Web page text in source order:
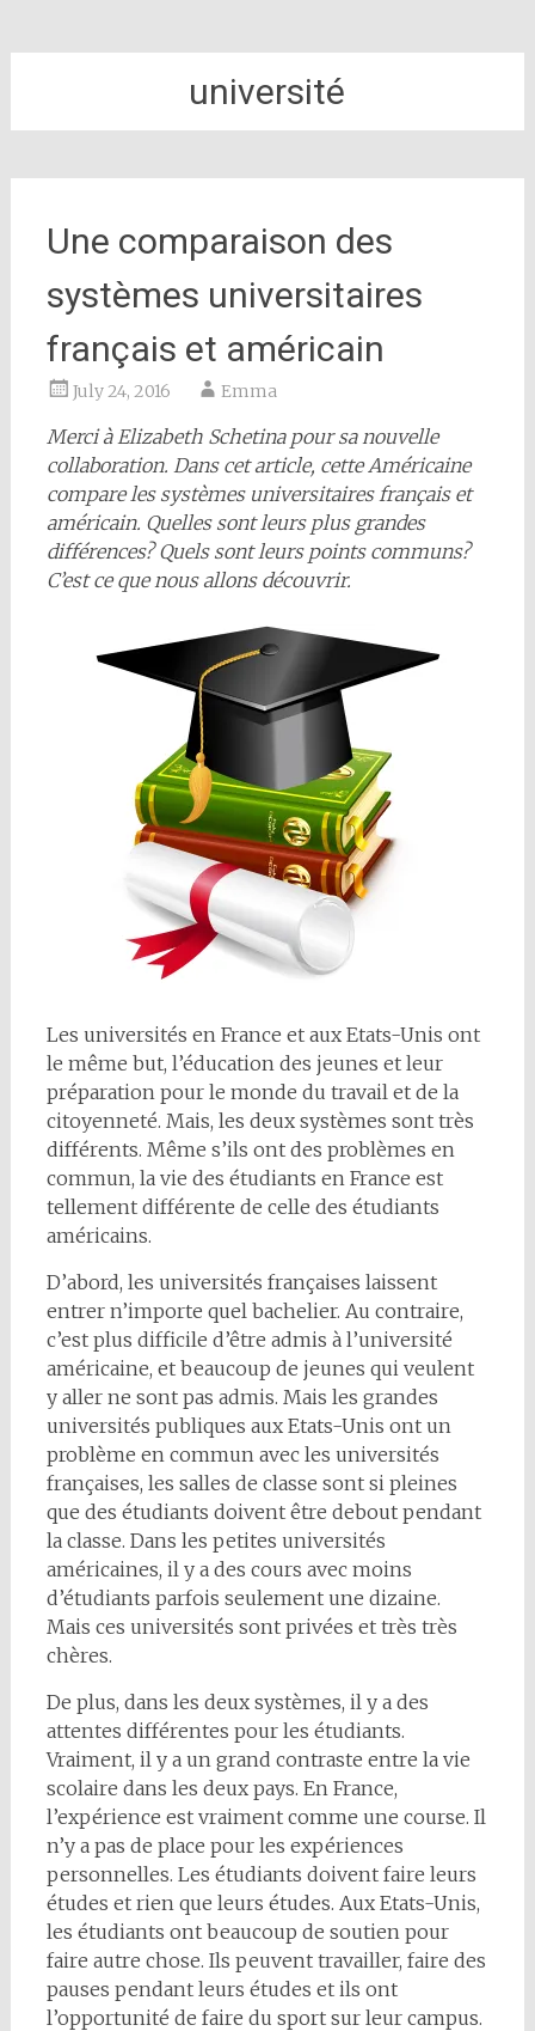
université
Une comparaison des
systèmes universitaires
français et américain
July 24, 2016 Emma
Merci à Elizabeth Schetina pour sa nouvelle
collaboration. Dans cet article, cette Américaine
compare les systèmes universitaires français et
américain. Quelles sont leurs plus grandes
différences? Quels sont leurs points communs?
C’est ce que nous allons découvrir.
Les universités en France et aux Etats-Unis ont
le même but, l’éducation des jeunes et leur
préparation pour le monde du travail et de la
citoyenneté. Mais, les deux systèmes sont très
différents. Même s’ils ont des problèmes en
commun, la vie des étudiants en France est
tellement différente de celle des étudiants
américains.
D’abord, les universités françaises laissent
entrer n’importe quel bachelier. Au contraire,
c’est plus difficile d’être admis à l’université
américaine, et beaucoup de jeunes qui veulent
y aller ne sont pas admis. Mais les grandes
universités publiques aux Etats-Unis ont un
problème en commun avec les universités
françaises, les salles de classe sont si pleines
que des étudiants doivent être debout pendant
la classe. Dans les petites universités
américaines, il y a des cours avec moins
d’étudiants parfois seulement une dizaine.
Mais ces universités sont privées et très très
chères.
De plus, dans les deux systèmes, il y a des
attentes différentes pour les étudiants.
Vraiment, il y a un grand contraste entre la vie
scolaire dans les deux pays. En France,
l’expérience est vraiment comme une course. Il
n’y a pas de place pour les expériences
personnelles. Les étudiants doivent faire leurs
études et rien que leurs études. Aux Etats-Unis,
les étudiants ont beaucoup de soutien pour
faire autre chose. Ils peuvent travailler, faire des
pauses pendant leurs études et ils ont
l’opportunité de faire du sport sur leur campus.